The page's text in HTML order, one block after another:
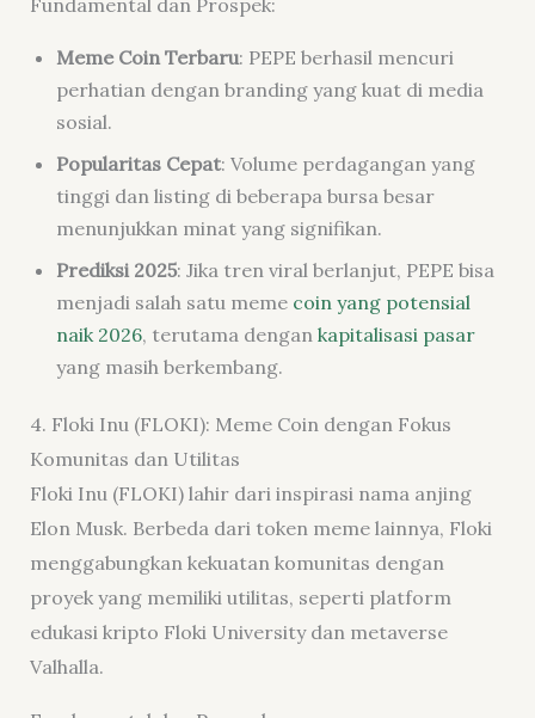
Fundamental dan Prospek:
Meme Coin Terbaru: PEPE berhasil mencuri
perhatian dengan branding yang kuat di media
sosial.
Popularitas Cepat: Volume perdagangan yang
tinggi dan listing di beberapa bursa besar
menunjukkan minat yang signifikan.
Prediksi 2025: Jika tren viral berlanjut, PEPE bisa
menjadi salah satu meme coin yang potensial
naik 2026, terutama dengan kapitalisasi pasar
yang masih berkembang.
4. Floki Inu (FLOKI): Meme Coin dengan Fokus
Komunitas dan Utilitas
Floki Inu (FLOKI) lahir dari inspirasi nama anjing
Elon Musk. Berbeda dari token meme lainnya, Floki
menggabungkan kekuatan komunitas dengan
proyek yang memiliki utilitas, seperti platform
edukasi kripto Floki University dan metaverse
Valhalla.